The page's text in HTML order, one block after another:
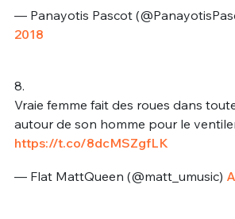
— Panayotis Pascot
2018
8.
Vraie femme fait des roues dans
autour de son homme pour le
https://t.co/8dcMSZgfLK
— Flat MattQueen (@matt_umusic)